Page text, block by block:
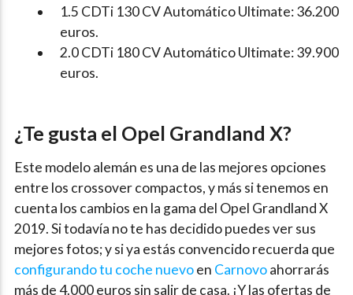
1.5 CDTi 130 CV Automático Ultimate: 36.200
euros.
2.0 CDTi 180 CV Automático Ultimate: 39.900
euros.
¿Te gusta el Opel Grandland X?
Este modelo alemán es una de las mejores opciones
entre los crossover compactos, y más si tenemos en
cuenta los cambios en la gama del Opel Grandland X
2019. Si todavía no te has decidido puedes ver sus
mejores fotos; y si ya estás convencido recuerda que
configurando tu coche nuevoen Carnovoahorrarás
más de 4.000 euros sin salir de casa. ¡Y las ofertas de